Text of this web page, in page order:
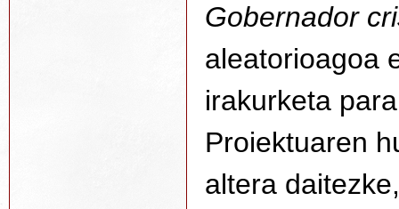
Gobernador
aleatorioagoa
irakurketa
Proiektuaren
altera